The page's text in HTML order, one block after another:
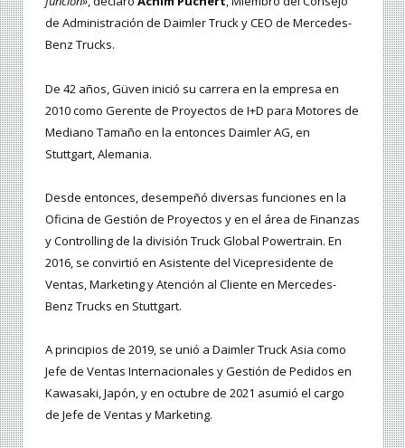
de Administración de Daimler Truck y CEO de Mercedes-
Benz Trucks.
De 42 años, Güven inició su carrera en la empresa en
2010 como Gerente de Proyectos de I+D para Motores de
Mediano Tamaño en la entonces Daimler AG, en
Stuttgart, Alemania.
Desde entonces, desempeñó diversas funciones en la
Oficina de Gestión de Proyectos y en el área de Finanzas
y Controlling de la división Truck Global Powertrain. En
2016, se convirtió en Asistente del Vicepresidente de
Ventas, Marketing y Atención al Cliente en Mercedes-
Benz Trucks en Stuttgart.
A principios de 2019, se unió a Daimler Truck Asia como
Jefe de Ventas Internacionales y Gestión de Pedidos en
Kawasaki, Japón, y en octubre de 2021 asumió el cargo
de Jefe de Ventas y Marketing.